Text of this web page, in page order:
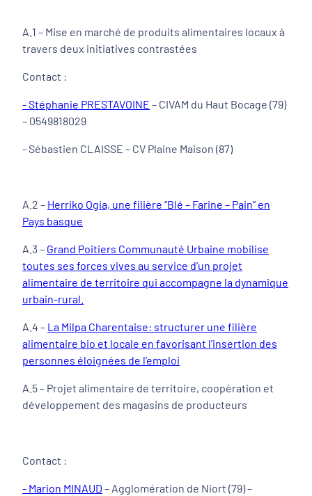
A.1 – Mise en marché de produits alimentaires locaux à
travers deux initiatives contrastées
Contact :
- Stéphanie PRESTAVOINE – CIVAM du Haut Bocage (79)
– 0549818029
- Sébastien CLAISSE – CV Plaine Maison (87)
A.2 – Herriko Ogia, une filière “Blé – Farine – Pain” en
Pays basque
A.3 – Grand Poitiers Communauté Urbaine mobilise
toutes ses forces vives au service d’un projet
alimentaire de territoire qui accompagne la dynamique
urbain-rural.
A.4 – La Milpa Charentaise: structurer une filière
alimentaire bio et locale en favorisant l’insertion des
personnes éloignées de l’emploi
A.5 – Projet alimentaire de territoire, coopération et
développement des magasins de producteurs
Contact :
- Marion MINAUD – Agglomération de Niort (79) –